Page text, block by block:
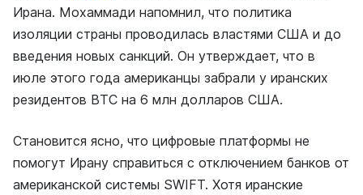
Ирана. Мохаммади напомнил, что политика
изоляции страны проводилась властями США и до
введения новых санкций. Он утверждает, что в
июле этого года американцы забрали у иранских
резидентов BTC на 6 млн долларов США.
Становится ясно, что цифровые платформы не
помогут Ирану справиться с отключением банков от
американской системы SWIFT. Хотя иранские